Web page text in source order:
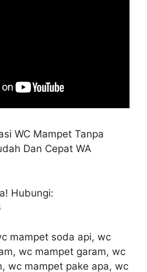
WC Mampet Tanpa
Dan Cepat WA
Hubungi:
mampet soda api, wc
wc mampet garam, wc
wc mampet pake apa, wc